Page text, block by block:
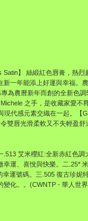
】 絲緞紅色唇膏，熱烈
新一年能添上好運與幸福。
為農曆新年而創的全新色調
之手，是收藏家愛不
現代感元素交織在一起。【
雙唇光滑柔軟又不失輕盈舒
艾米櫻紅:全新赤紅色調
幸運、喜悅與快樂。二.25*
運號碼。三. 505 復古珍妮
變化。。(CWNTP - 華人世